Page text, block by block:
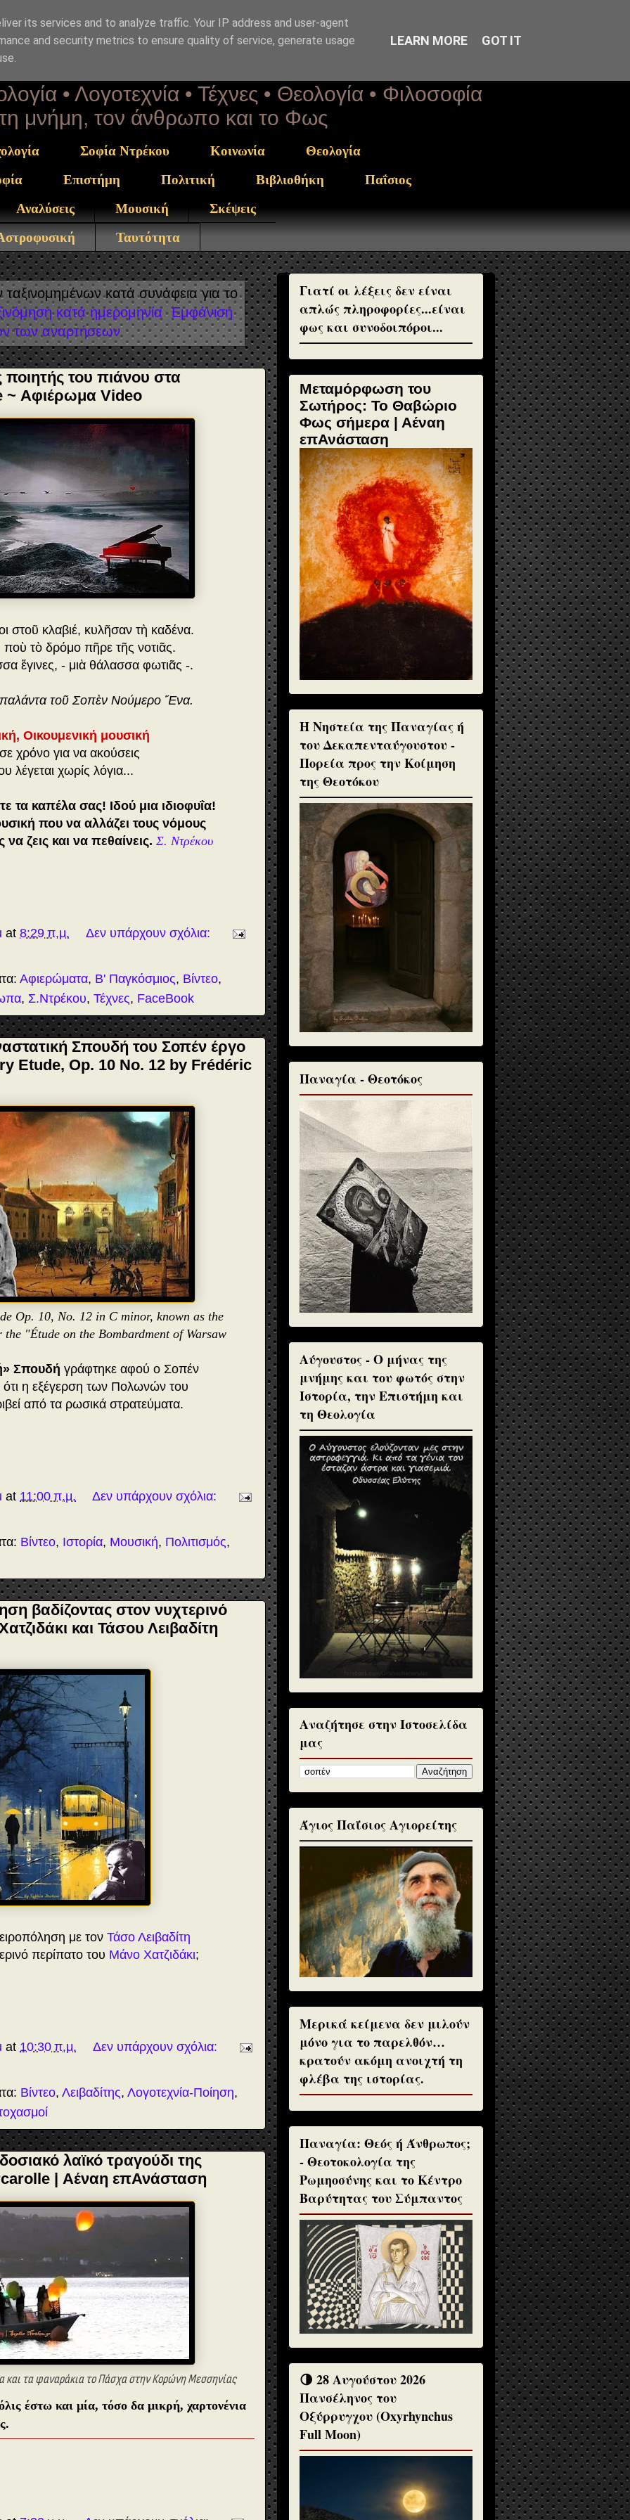
• Λογοτεχνία • Τέχνες • Θεολογία • Φιλοσοφία
τη μνήμη, τον άνθρωπο και το Φως
Σοφία Ντρέκου Κοινωνία
Θεολογία
Επιστήμη Πολιτική Βιβλιοθήκη
Παΐσιος
Αναλύσεις Μουσική
Σκέψεις
Ταυτότητα
κατά συνάφεια για το
κατά ημερομηνία
Εμφάνιση
των αναρτήσεων
ποιητής του πιάνου στα
~ Αφιέρωμα Video
στοῦ κλαβιέ, κυλῆσαν τὴ καδένα.
ποὺ τὸ δρόμο πῆρε τῆς νοτιᾶς.
ἔγινες, - μιὰ θάλασσα φωτιᾶς -.
τοῦ Σοπὲν Νούμερο Ἕνα.
Οικουμενική μουσική
χρόνο για να ακούσεις
λέγεται χωρίς λόγια...
τα καπέλα σας! Ιδού μια ιδιοφυΐα!
που να αλλάζει τους νόμους
ζεις και να πεθαίνεις. Σ. Ντρέκου
at 8:29 π.μ. Δεν υπάρχουν σχόλια:
Αφιερώματα, Β' Παγκόσμιος, Βίντεο,
, Σ.Ντρέκου, Τέχνες, FaceBook
Σπουδή του Σοπέν έργο
Etude, Op. 10 No. 12 by Frédéric
Op. 10, No. 12 in C minor, known as the
"Étude on the Bombardment of Warsaw
Σπουδή γράφτηκε αφού ο Σοπέν
η εξέγερση των Πολωνών του
από τα ρωσικά στρατεύματα.
at 11:00 π.μ. Δεν υπάρχουν σχόλια:
Βίντεο, Ιστορία, Μουσική, Πολιτισμός,
βαδίζοντας στον νυχτερινό
και Τάσου Λειβαδίτη
με τον Τάσο Λειβαδίτη
περίπατο του Μάνο Χατζιδάκι;
at 10:30 π.μ. Δεν υπάρχουν σχόλια:
Βίντεο, Λειβαδίτης, Λογοτεχνία-Ποίηση,
λαϊκό τραγούδι της
| Αέναη επΑνάσταση
και τα φαναράκια τοΠάσχα στην Κορώνη Μεσσηνίας
έστω και μία, τόσο δα μικρή, χαρτονένια
Γιατί οι λέξεις δεν είναι
απλώς πληροφορίες...είναι
φως και συνοδοιπόροι...
Μεταμόρφωση του
Σωτήρος: Το Θαβώριο
Φως σήμερα | Αέναη
επΑνάσταση
H Νηστεία της Παναγίας ή
του Δεκαπενταύγουστου -
Πορεία προς την Κοίμηση
της Θεοτόκου
Παναγία - Θεοτόκος
Αύγουστος - Ο μήνας της
μνήμης και του φωτός στην
Ιστορία, την Επιστήμη και
τη Θεολογία
Αναζήτησε στην Ιστοσελίδα
μας
Άγιος Παΐσιος Αγιορείτης
Μερικά κείμενα δεν μιλούν
μόνο για το παρελθόν…
κρατούν ακόμη ανοιχτή τη
φλέβα της ιστορίας.
Παναγία: Θεός ή Άνθρωπος;
- Θεοτοκολογία της
Ρωμηοσύνης και το Κέντρο
Βαρύτητας του Σύμπαντος
🌗 28 Αυγούστου 2026
Πανσέληνος του
Οξύρρυγχου (Oxyrhynchus
Full Moon)
its services and to analyze traffic. Your IP address and user-agent
and security metrics to ensure quality of service, generate usage
LEARN MORE GOT IT